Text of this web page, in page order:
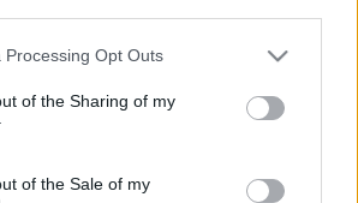
website/app uses one or more Google
or usage behaviour. You may click to
to Google and its third-party tags to
specified purposes in below Google
Processing Opt Outs
of the Sharing of my
of the Sale of my
az eső a Duna vízgyűjtőjére
a felülvizsgálat